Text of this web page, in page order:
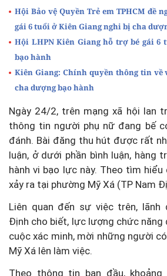
Hội Bảo vệ Quyền Trẻ em TPHCM đề
gái 6 tuổi ở Kiên Giang nghi bị cha
Hội LHPN Kiên Giang hỗ trợ bé gái
bạo hành
Kiên Giang: Chính quyền thông tin về
cha dượng bạo hành
Ngày 24/2, trên mạng xã hội lan
thông tin người phụ nữ đang bế
đánh. Bài đăng thu hút được rất
luận, ở dưới phần bình luận, hàng
hành vi bạo lực này. Theo tìm hiểu
xảy ra tại phường Mỹ Xá (TP Nam
Liên quan đến sự việc trên, lãnh
Định cho biết, lực lượng chức năng
cuộc xác minh, mời những người
Mỹ Xá lên làm việc.
Theo thông tin ban đầu,